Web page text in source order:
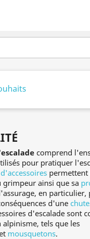
comprend
pour pratiquer
d'accessoires permettent
grimpeur ainsi que sa
en
d'une chute
d'escalade sont
alpinisme, tels que les
mousquetons.